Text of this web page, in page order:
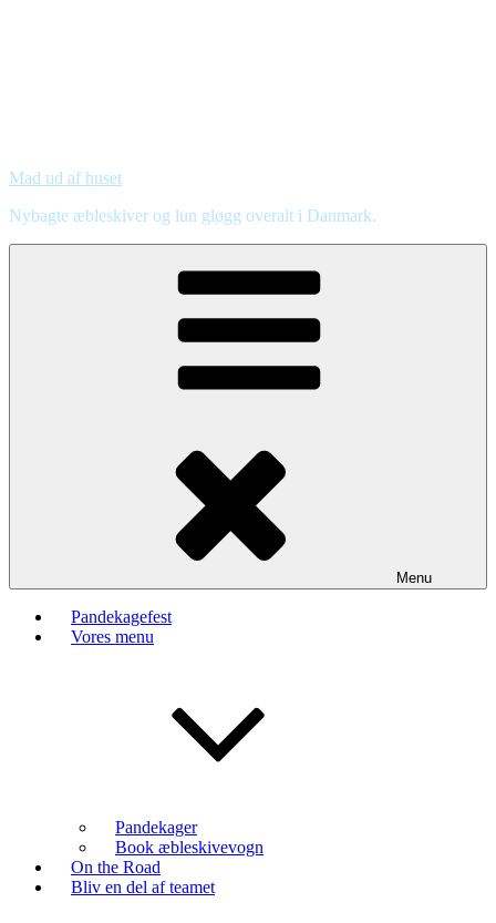
Mad ud af huset
Nybagte æbleskiver og lun gløgg overalt i Danmark.
Menu
Pandekagefest
Vores menu
Pandekager
Book æbleskivevogn
On the Road
Bliv en del af teamet